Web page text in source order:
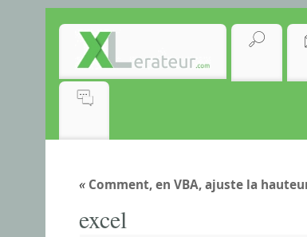
« Comment, en VBA, ajuste la
excel